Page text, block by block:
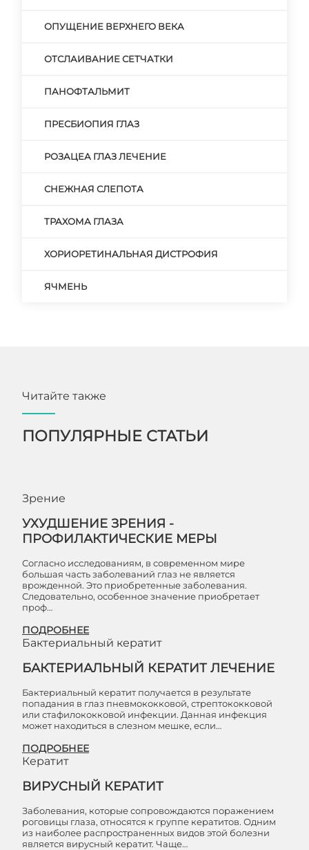
ОПУЩЕНИЕ ВЕРХНЕГО ВЕКА
ОТСЛАИВАНИЕ СЕТЧАТКИ
ПАНОФТАЛЬМИТ
ПРЕСБИОПИЯ ГЛАЗ
РОЗАЦЕА ГЛАЗ ЛЕЧЕНИЕ
СНЕЖНАЯ СЛЕПОТА
ТРАХОМА ГЛАЗА
ХОРИОРЕТИНАЛЬНАЯ ДИСТРОФИЯ
ЯЧМЕНЬ
Читайте также
ПОПУЛЯРНЫЕ СТАТЬИ
Зрение
УХУДШЕНИЕ ЗРЕНИЯ -
ПРОФИЛАКТИЧЕСКИЕ МЕРЫ
Согласно исследованиям, в современном мире
большая часть заболеваний глаз не является
врожденной. Это приобретенные заболевания.
Следовательно, особенное значение приобретает
проф…
ПОДРОБНЕЕ
Бактериальный кератит
БАКТЕРИАЛЬНЫЙ КЕРАТИТ ЛЕЧЕНИЕ
Бактериальный кератит получается в результате
попадания в глаз пневмококковой, стрептококковой
или стафилококковой инфекции. Данная инфекция
может находиться в слезном мешке, если…
ПОДРОБНЕЕ
Кератит
ВИРУСНЫЙ КЕРАТИТ
Заболевания, которые сопровождаются поражением
роговицы глаза, относятся к группе кератитов. Одним
из наиболее распространенных видов этой болезни
является вирусный кератит. Чаще…